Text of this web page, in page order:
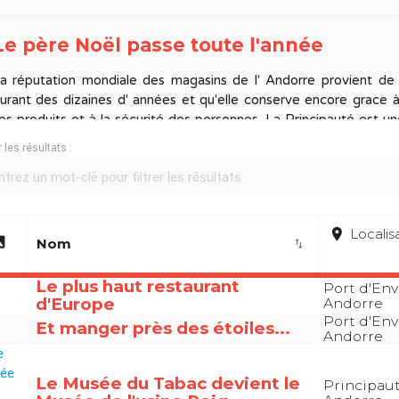
père Noël passe toute l'année
réputation mondiale des magasins de l' Andorre provient
des dizaines d' années et qu'elle conserve encore grace
produits et à la sécurité des personnes. La Principauté est
Les 1.400 commerces proposent en permanence les dernières
pouvant sortir du pays sont exonérés d' impôts
qui sont servies dans plus de 400 restaurants.
les résultats :
Nom import_export
place
Le plus haut restaurant
d'Europe
Port
Andorre
Et manger près des étoiles...
Port
Andorre
Le Musée du Tabac devient le